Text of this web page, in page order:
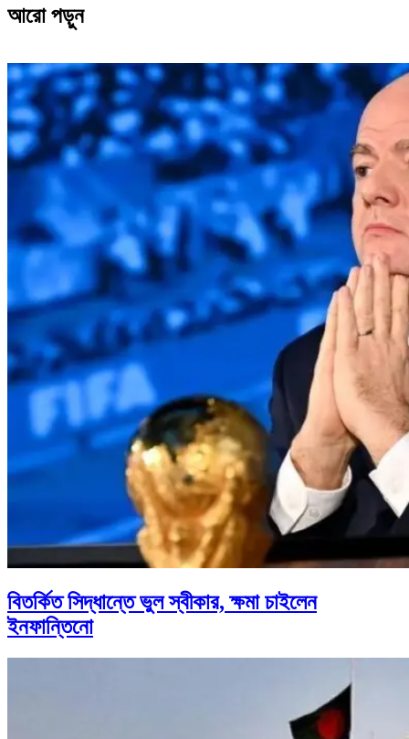
আরো পড়ুন
বিতর্কিত সিদ্ধান্তে ভুল স্বীকার, ক্ষমা চাইলেন
ইনফান্তিনো